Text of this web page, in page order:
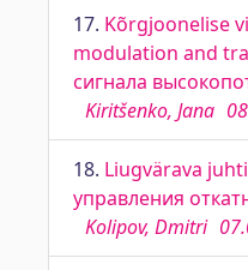
17. Kõrgjoonelise
modulation and
сигнала
Kiritšenko, Jana
18. Liugvärava
управления
Kolipov, Dmitri